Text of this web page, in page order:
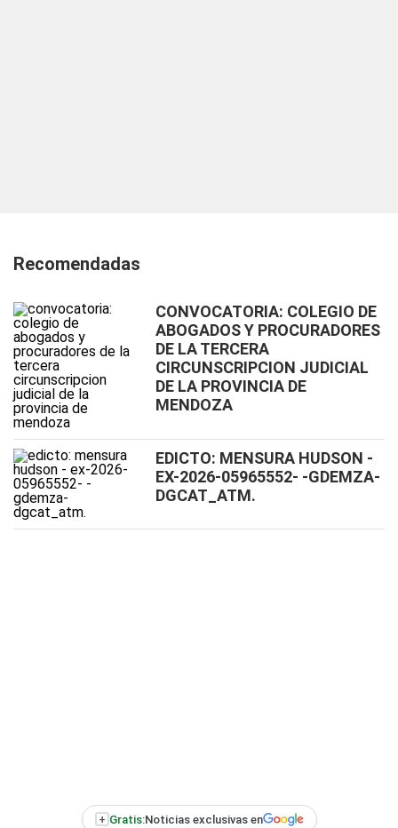
Recomendadas
CONVOCATORIA: COLEGIO DE
ABOGADOS Y PROCURADORES
DE LA TERCERA
CIRCUNSCRIPCION JUDICIAL
DE LA PROVINCIA DE
MENDOZA
EDICTO: MENSURA HUDSON -
EX-2026-05965552- -GDEMZA-
DGCAT_ATM.
+ Gratis:Noticias exclusivas en